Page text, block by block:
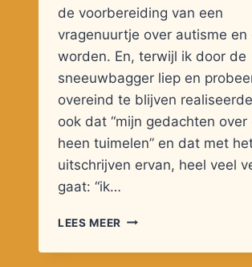
de voorbereiding van een
vragenuurtje over autisme en
worden. En, terwijl ik door de
sneeuwbagger liep en
overeind te blijven
ook dat “mijn gedachten over
heen tuimelen” en dat met
uitschrijven ervan, heel veel
gaat: “ik…
LEES MEER OUDER
EN